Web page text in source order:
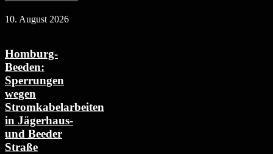
10. August 2026
Homburg-
Beeden:
Sperrungen
wegen
Stromkabelarbeiten
in Jägerhaus-
und Beeder
Straße